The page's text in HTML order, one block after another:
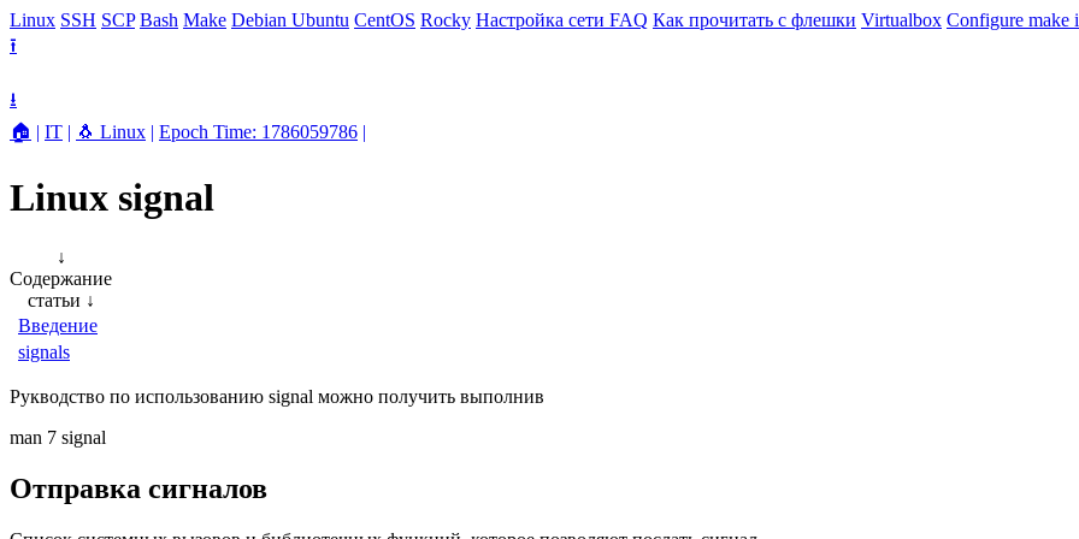
Linux SSH SCP Bash Make Debian Ubuntu CentOS Rocky Настройка сети FAQ Как прочитать с флешки Virtualbox Configure make
⭱
⭳
🏠 | IT | 🐧 Linux | Epoch Time: 1786059786 |
Linux signal
↓
Содержание
статьи ↓
Введение
signals
Рукводство по использованию signal можно получить выполнив
man 7 signal
Отправка сигналов